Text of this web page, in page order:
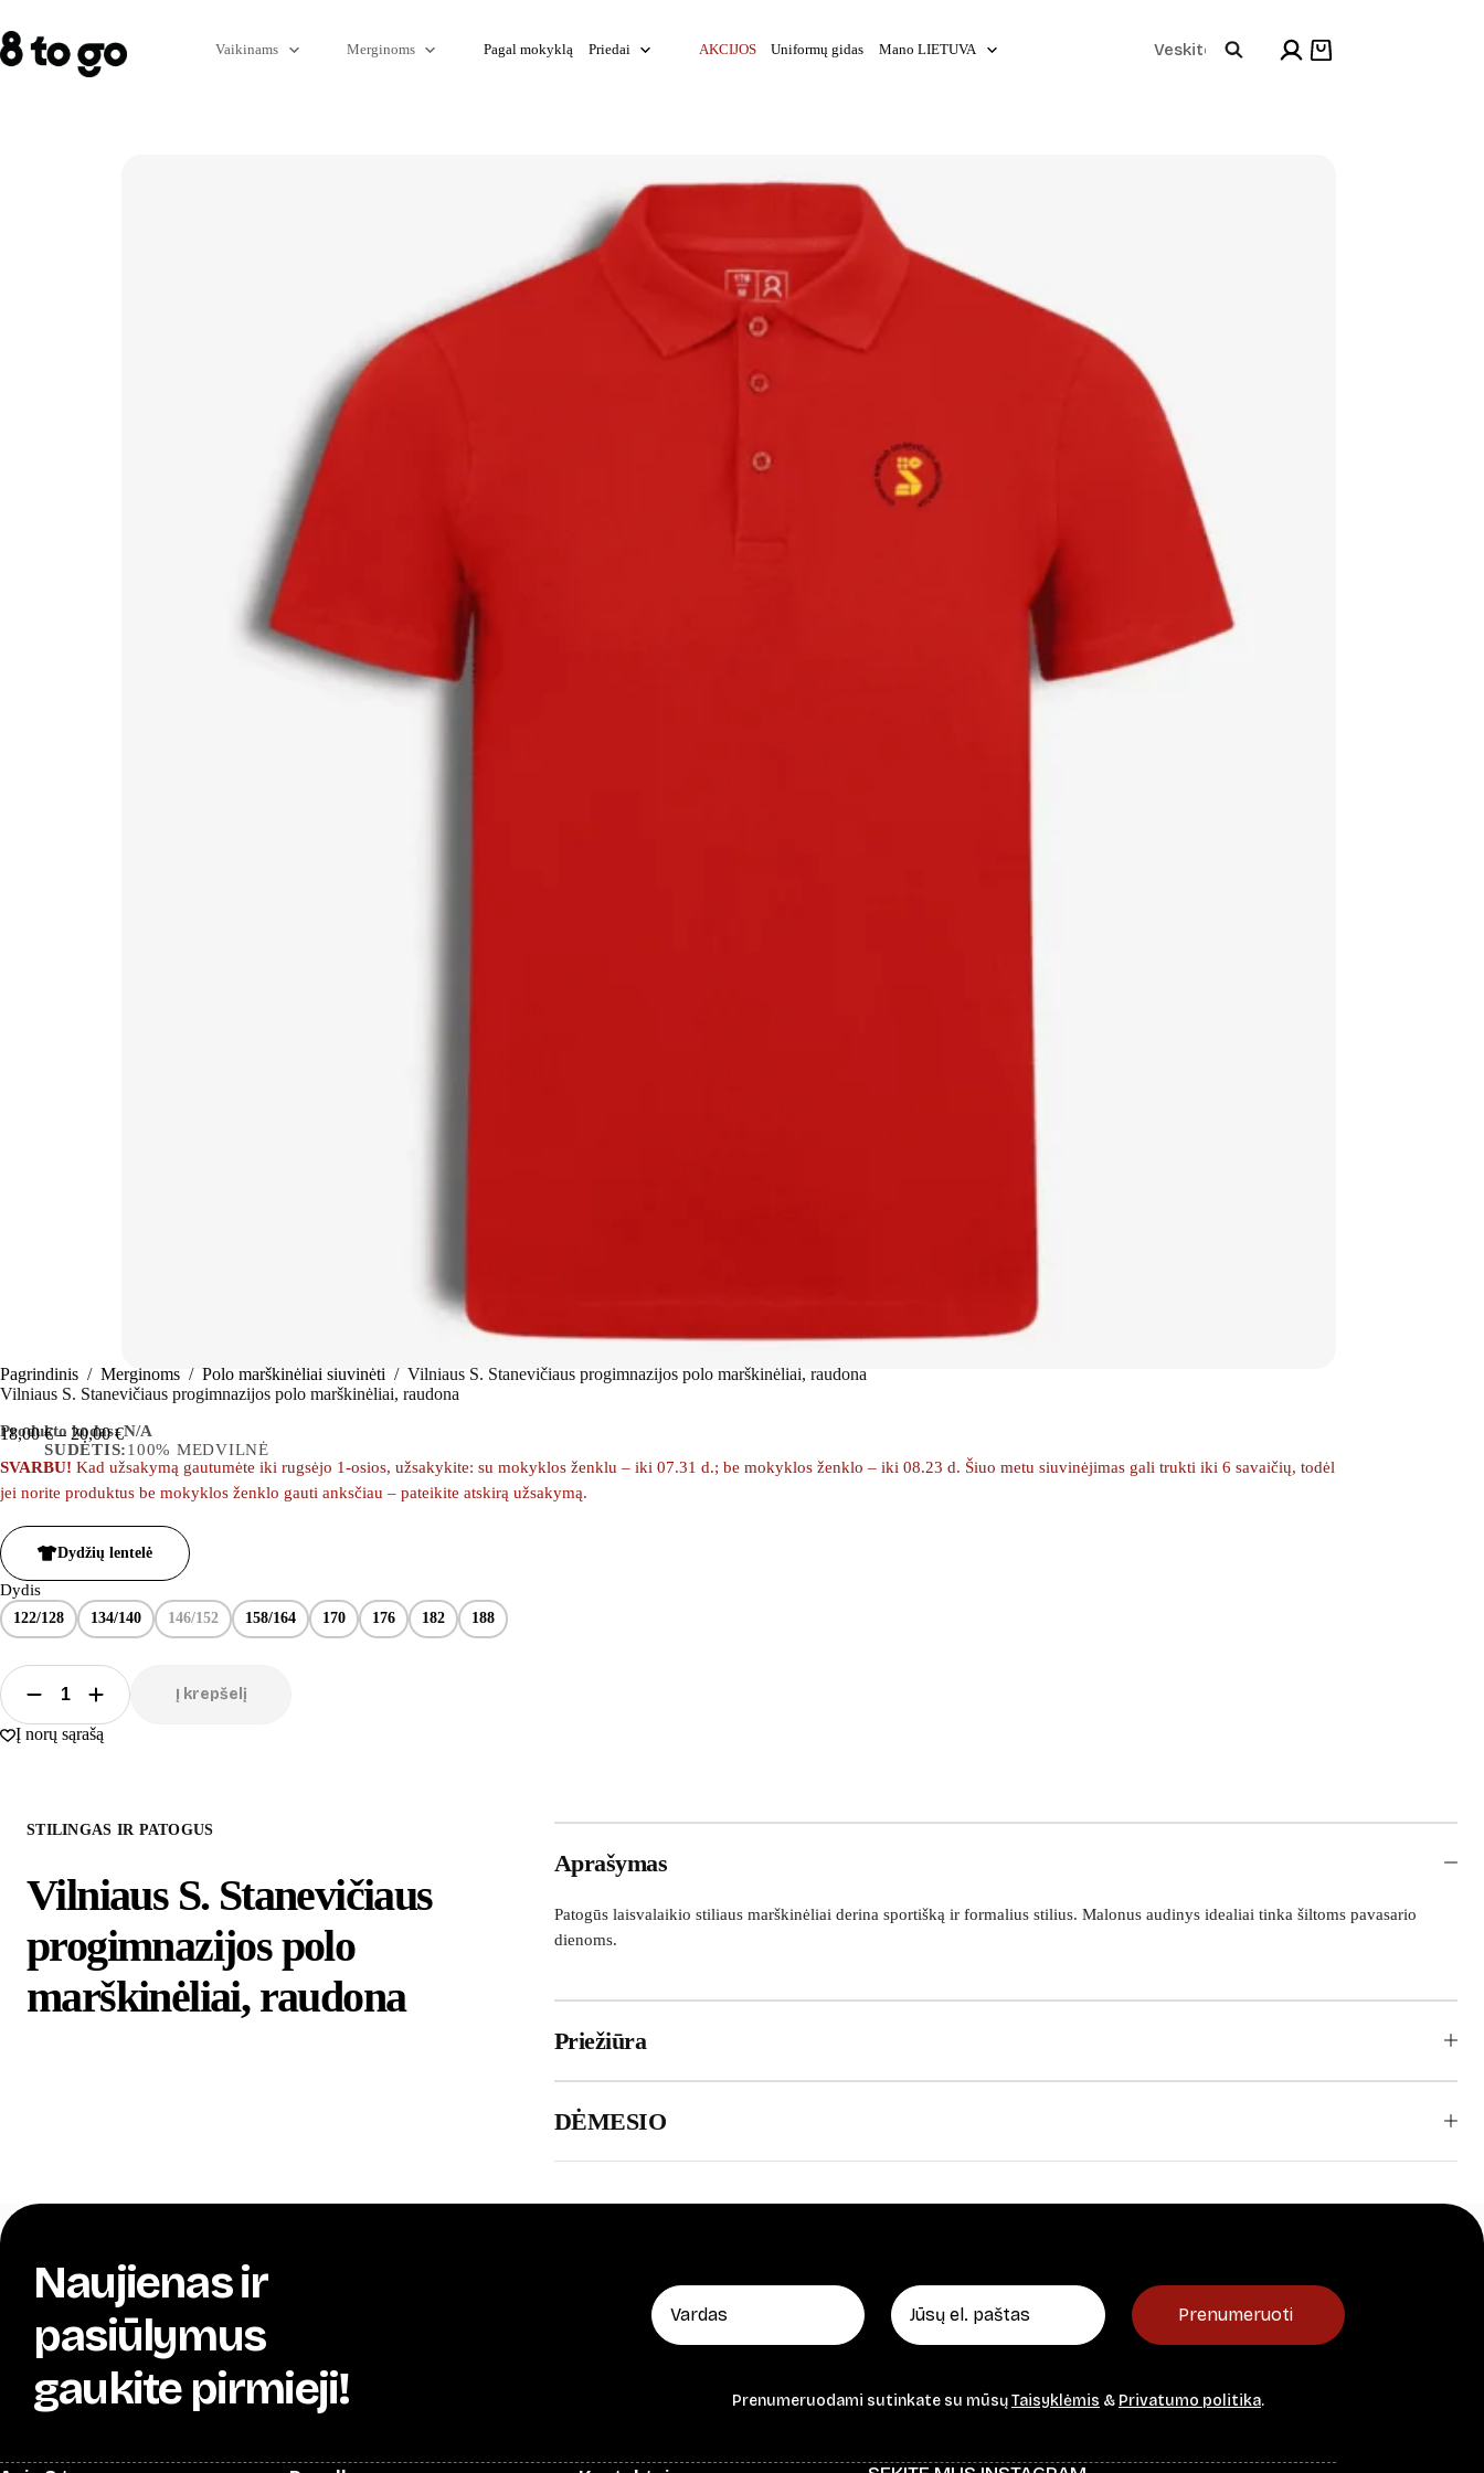
Vaikinams Merginoms Pagal mokyklą Priedai AKCIJOS Uniformų gidas Mano LIETUVA
Pagrindinis / Merginoms / Polo marškinėliai siuvinėti / Vilniaus S. Stanevičiaus progimnazijos polo marškinėliai, raudona
Vilniaus S. Stanevičiaus progimnazijos polo marškinėliai, raudona
Produkto kodas:N/A
SUDĖTIS:100% MEDVILNĖ
18,00€ – 20,00€
SVARBU! Kad užsakymą gautumėte iki rugsėjo 1-osios, užsakykite: su mokyklos ženklu – iki 07.31 d.; be mokyklos ženklo – iki 08.23 d. Šiuo metu siuvinėjimas gali trukti iki 6 savaičių, todėl
jei norite produktus be mokyklos ženklo gauti anksčiau – pateikite atskirą užsakymą.
Dydžių lentelė
Dydis
122/128 134/140 146/152 158/164 170 176 182 188
Į krepšelį
Į norų sąrašą
STILINGAS IR PATOGUS
Vilniaus S. Stanevičiaus
progimnazijos polo
marškinėliai, raudona
Aprašymas
Patogūs laisvalaikio stiliaus marškinėliai derina sportišką ir formalius stilius. Malonus audinys idealiai tinka šiltoms pavasario
dienoms.
Priežiūra
DĖMESIO
Naujienas ir
pasiūlymus
gaukite pirmieji!
Prenumeruoti
Prenumeruodami sutinkate su mūsųTaisyklėmis & Privatumo politika.